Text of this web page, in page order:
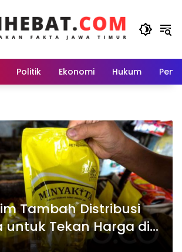
Politik Ekonomi Hukum
Tambah Distribusi
untuk Tekan Harga di